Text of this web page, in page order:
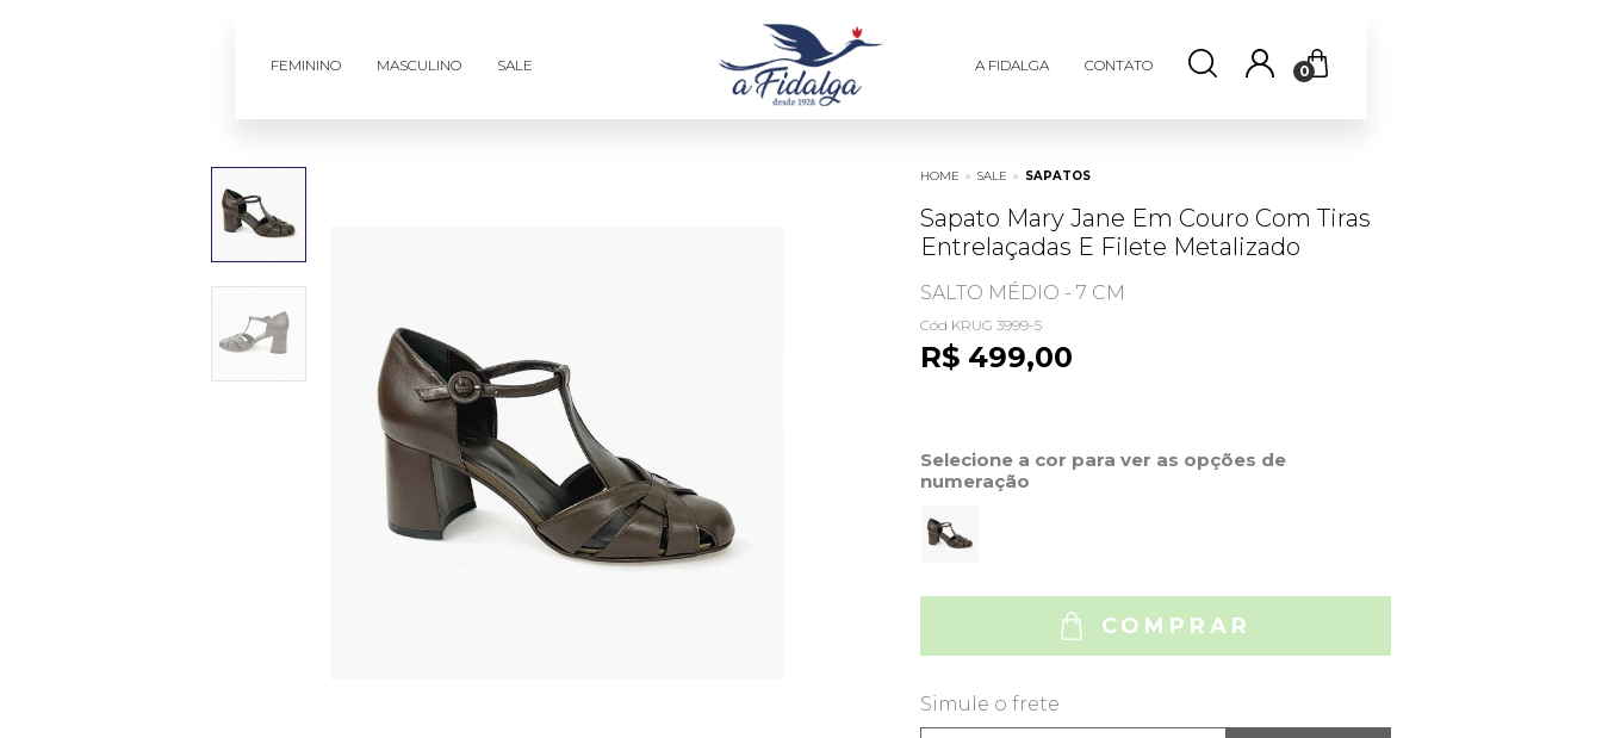
0
FEMININO MASCULINO SALE A FIDALGA CONTATO
HOME » SALE » SAPATOS
Sapato Mary Jane Em Couro Com Tiras
Entrelaçadas E Filete Metalizado
SALTO MÉDIO - 7 CM
Cód KRUG 3999-5
R$ 499,00
Selecione a cor para ver as opções de
numeração
COMPRAR
Simule o frete